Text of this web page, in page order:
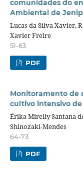
comunidades do
Ambiental de
Lucas da Silva Xavier,
Xavier Freire
51-63
PDF
Monitoramento de
cultivo intensivo
Érika Mirelly Santana
Shinozaki-Mendes
64-73
PDF